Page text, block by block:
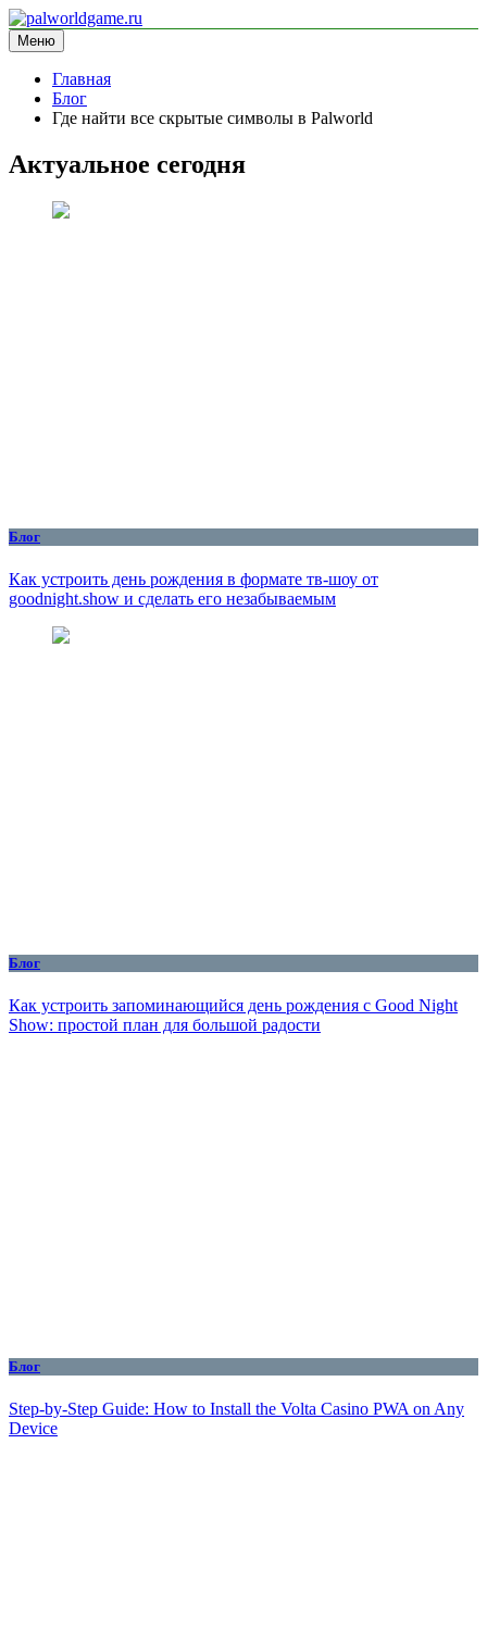
Перейти
к
содержимому
palworldgame.ru
информационный сайт
Меню
Главная
Блог
Где найти все скрытые символы в Palworld
Актуальное сегодня
Блог
Как устроить день рождения в формате тв-шоу от
goodnight.show и сделать его незабываемым
Блог
Как устроить запоминающийся день рождения с Good Night
Show: простой план для большой радости
Блог
Step-by-Step Guide: How to Install the Volta Casino PWA on Any
Device